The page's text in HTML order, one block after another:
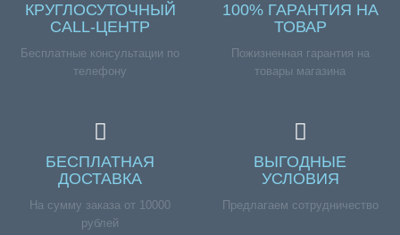
КРУГЛОСУТОЧНЫЙ
CALL-ЦЕНТР
Бесплатные консультации по
телефону
100% ГАРАНТИЯ НА
ТОВАР
Пожизненная гарантия на
товары магазина
БЕСПЛАТНАЯ
ДОСТАВКА
На сумму заказа от 10000
рублей
ВЫГОДНЫЕ
УСЛОВИЯ
Предлагаем сотрудничество